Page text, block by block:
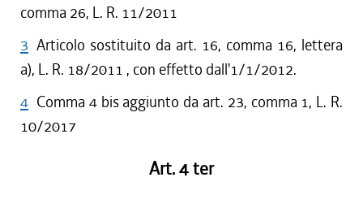
comma 26, L. R. 11/2011
3 Articolo sostituito da art. 16, comma 16, lettera
a), L. R. 18/2011 , con effetto dall'1/1/2012.
4 Comma 4 bis aggiunto da art. 23, comma 1, L. R.
10/2017
Art. 4 ter